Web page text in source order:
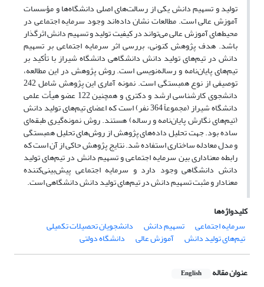
تولید و تسهیم دانش یکی از رسالت‌های اصلی دانشگاه‌ها و مؤسسات
آموزش عالی است. مطالعات نشان داده‌اند وجود سرمایه اجتماعی در
محیط‌های آموزش عالی می‌تواند در کیفیت تولید و تسهیم دانش اثرگذار
باشد. هدف پژوهش کنونی، بررسی اثر سرمایه اجتماعی بر تسهیم
دانش در تیم‌های تولید دانش دانشگاهی دانشگاه شیراز با تأکید بر
تیم‌های پایان‌نامه و رساله‌نویسی است. روش پژوهش در این مطالعه،
توصیفی از نوع همبستگی است. نمونه آماری این پژوهش شامل 242
دانشجوی کارشناسی ارشد و دکتری و همچنین 122 عضو هیأت ‌علمی
دانشگاه شیراز (مجموعاً 364 نفر) است که اعضای تیم‌های تولید دانش
(تیم‌های نگارش پایان‌نامه و رساله) هستند. روش نمونه‌گیری طبقه‌ای
ساده بود. جهت تحلیل داده‌های پژوهش از روش‌های تحلیل همبستگی
و مدل معادله ساختاری استفاده شد. نتایج پژوهش حاکی از آن است که
رابطه معناداری بین سرمایه اجتماعی و تسهیم دانش در تیم‌های تولید
دانش دانشگاهی وجود دارد و سرمایه اجتماعی پیش‌بینی‌کننده
معنادار و مثبت تسهیم دانش در تیم‌های تولید دانش دانشگاهی است.
کلیدواژه‌ها
سرمایه اجتماعی
تسهیم دانش دانشجویان تحصیلات تکمیلی
تیم‌های تولید دانش آموزش عالی دانشگاه دولتی
عنوان مقاله English